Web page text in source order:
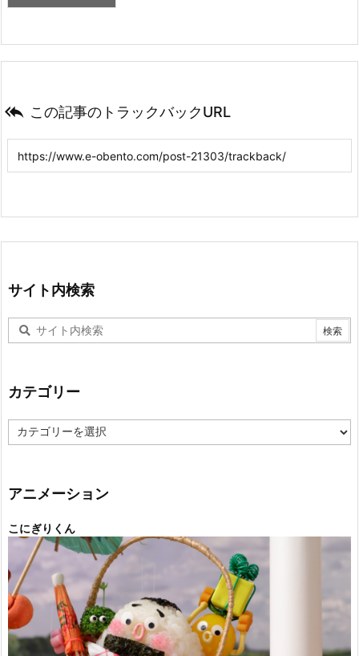
 この記事のトラックバックURL
サイト内検索
カテゴリー
テ
ー
アニメーション
こにぎりくん